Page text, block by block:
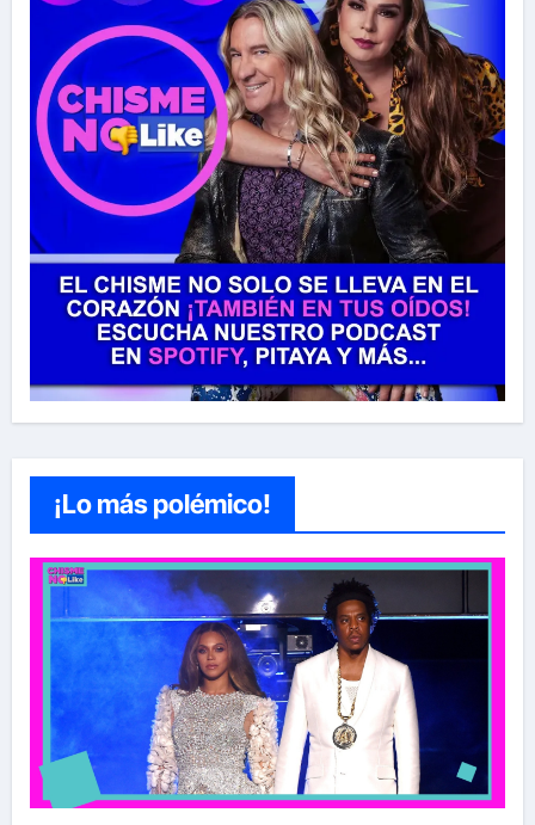
¡Lo más polémico!